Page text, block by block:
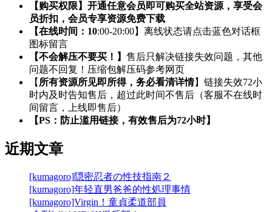
【购买权限】开通任意会员即可购买全站资源，享受会
员折扣，会员专享资源免费下载
【在线时间：10:00-20:00】离线状态请点击蓝色对话框
图标留言
【不会解压不要买！】 售后只解决链接失效问题，其他
问题不回复！压缩包解压码参考网页
【 所有资源所见即所得，务必看清详情】链接失效72小
时内及时告知售后，超过此时间不售后（客服不在线时
间留言，上线即售后）
【PS：防止滥用链接，有效售后为72小时】
近期文章
[kumagoro]隠密忍者の性技指南２
[kumagoro]年轻直男爸爸的性処理事情
[kumagoro]Virgin！童貞柔道部員